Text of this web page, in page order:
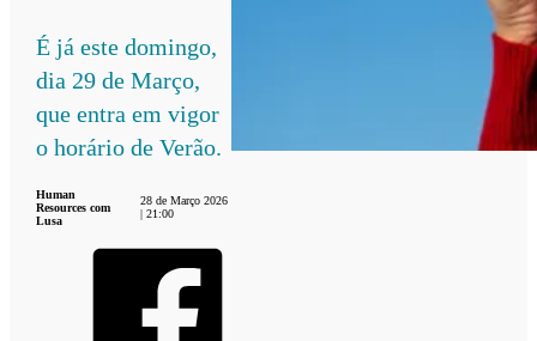
É já este domingo,
dia 29 de Março,
que entra em vigor
o horário de Verão.
Human
Resources com
Lusa
28 de Março 2026
| 21:00